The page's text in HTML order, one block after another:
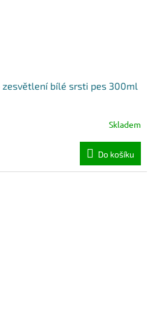
zesvětlení bílé srsti pes 300ml
Skladem
Do košíku